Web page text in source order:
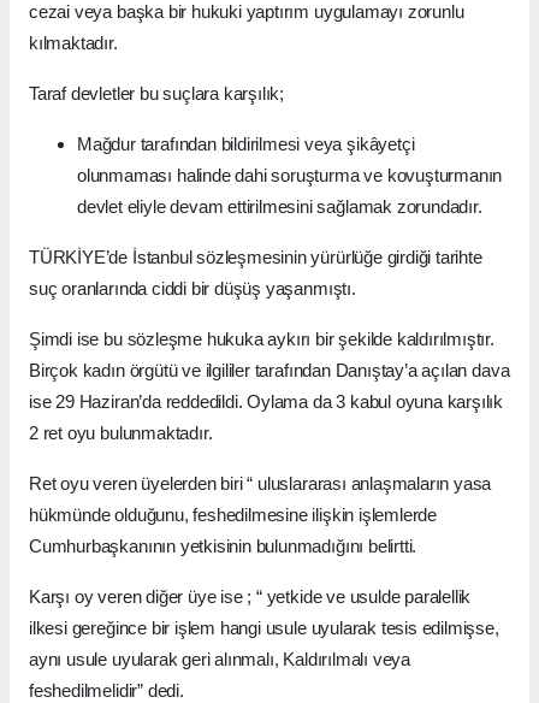
cezai veya başka bir hukuki yaptırım uygulamayı zorunlu
kılmaktadır.
Taraf devletler bu suçlara karşılık;
Mağdur tarafından bildirilmesi veya şikâyetçi
olunmaması halinde dahi soruşturma ve kovuşturmanın
devlet eliyle devam ettirilmesini sağlamak zorundadır.
TÜRKİYE’de İstanbul sözleşmesinin yürürlüğe girdiği tarihte
suç oranlarında ciddi bir düşüş yaşanmıştı.
Şimdi ise bu sözleşme hukuka aykırı bir şekilde kaldırılmıştır.
Birçok kadın örgütü ve ilgililer tarafından Danıştay’a açılan dava
ise 29 Haziran’da reddedildi. Oylama da 3 kabul oyuna karşılık
2 ret oyu bulunmaktadır.
Ret oyu veren üyelerden biri “ uluslararası anlaşmaların yasa
hükmünde olduğunu, feshedilmesine ilişkin işlemlerde
Cumhurbaşkanının yetkisinin bulunmadığını belirtti.
Karşı oy veren diğer üye ise ; “ yetkide ve usulde paralellik
ilkesi gereğince bir işlem hangi usule uyularak tesis edilmişse,
aynı usule uyularak geri alınmalı, Kaldırılmalı veya
feshedilmelidir” dedi.